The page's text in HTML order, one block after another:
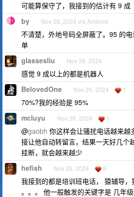
可能算保守了，我接到的估计有 9 成
by Nov 26, 2024 via Android
不清楚，外地号码全屏蔽了。95 的
单
glassesliu Nov 26, 2024
感觉 9 成以上的都是机器人
BelovedOne Nov 26, 2024 1
70%?我的经验是 95%
mcluyu Nov 26, 2024 1
@gaobh 你这样会让骚扰电话越来
接让他自动转留言，结果一天好几个
挂断，就会越来越少
hefish Nov 26, 2024 6
我接到的都是培训班电话， 猿辅导
。。。 他一般触发的关键字是 几年